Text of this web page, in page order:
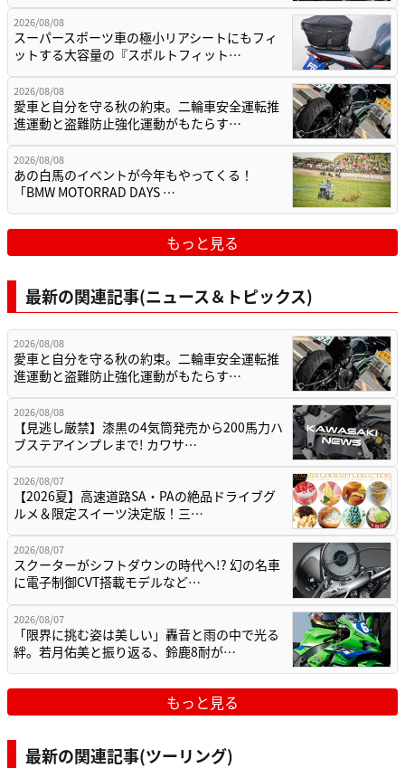
2026/08/08
スーパースポーツ車の極小リアシートにもフィ
ットする大容量の『スポルトフィット…
2026/08/08
愛車と自分を守る秋の約束。二輪車安全運転推
進運動と盗難防止強化運動がもたらす…
2026/08/08
あの白馬のイベントが今年もやってくる！
「BMW MOTORRAD DAYS …
もっと見る
最新の関連記事(ニュース＆トピックス)
2026/08/08
愛車と自分を守る秋の約束。二輪車安全運転推
進運動と盗難防止強化運動がもたらす…
2026/08/08
【見逃し厳禁】漆黒の4気筒発売から200馬力ハ
ブステアインプレまで! カワサ…
2026/08/07
【2026夏】高速道路SA・PAの絶品ドライブグ
ルメ＆限定スイーツ決定版！三…
2026/08/07
スクーターがシフトダウンの時代へ!? 幻の名車
に電子制御CVT搭載モデルなど…
2026/08/07
「限界に挑む姿は美しい」轟音と雨の中で光る
絆。若月佑美と振り返る、鈴鹿8耐が…
もっと見る
最新の関連記事(ツーリング)